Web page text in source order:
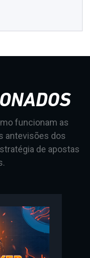
funcionam as
antevisões dos
de apostas